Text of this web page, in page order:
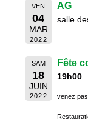
VEN
04
MAR
2022
AG
salle
SAM
18
JUIN
2022
Fête
19h00
venez